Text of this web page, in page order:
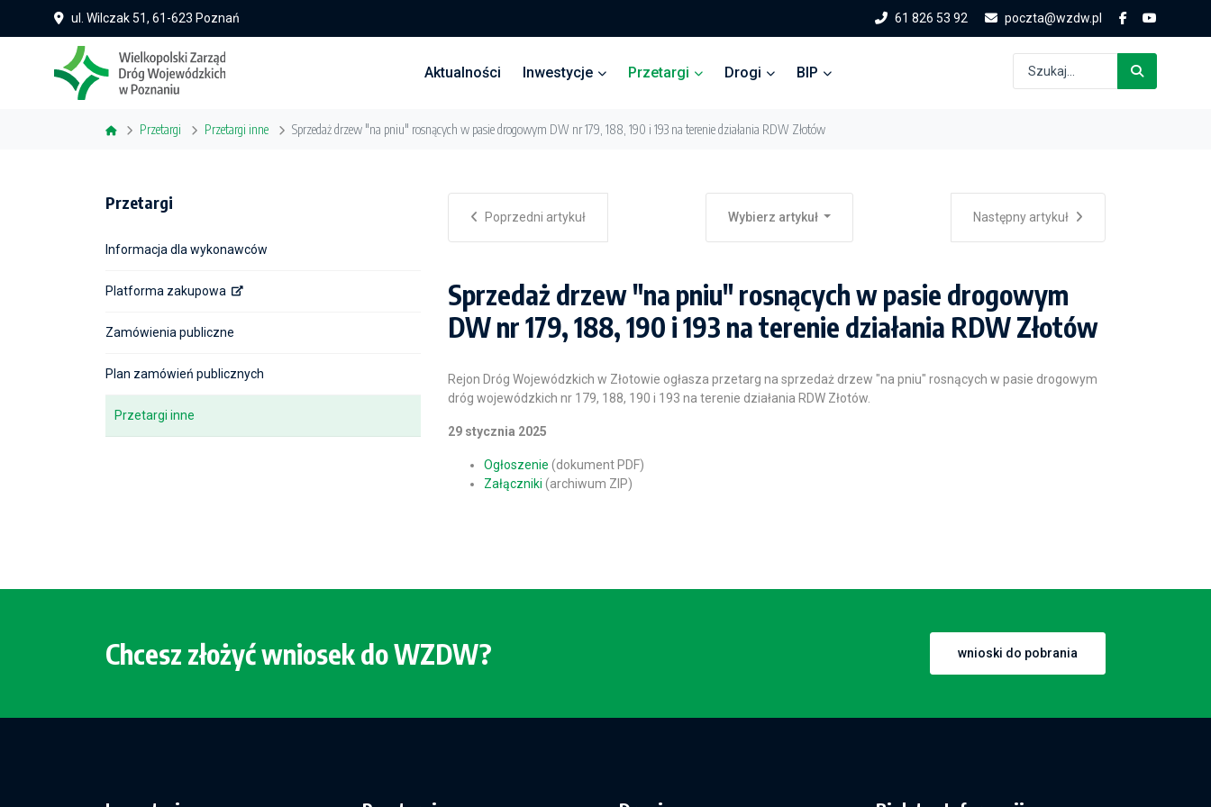
ul. Wilczak 51, 61-623 Poznań 61 826 53 92 poczta@wzdw.pl
Aktualności Inwestycje Przetargi Drogi BIP
Przetargi Przetargi inne Sprzedaż drzew "na pniu" rosnących w pasie drogowym DW nr 179, 188, 190 i 193 na terenie działania RDW Złotów
Przetargi
Informacja dla wykonawców
Platforma zakupowa
Zamówienia publiczne
Plan zamówień publicznych
Przetargi inne
Poprzedni artykuł Wybierz artykuł Następny artykuł
Sprzedaż drzew "na pniu" rosnących w pasie drogowym
DW nr 179, 188, 190 i 193 na terenie działania RDW Złotów
Rejon Dróg Wojewódzkich w Złotowie ogłasza przetarg na sprzedaż drzew "na pniu" rosnących w pasie drogowym
dróg wojewódzkich nr 179, 188, 190 i 193 na terenie działania RDW Złotów.
29 stycznia 2025
Ogłoszenie (dokument PDF)
Załączniki (archiwum ZIP)
Chcesz złożyć wniosek do WZDW? wnioski do pobrania